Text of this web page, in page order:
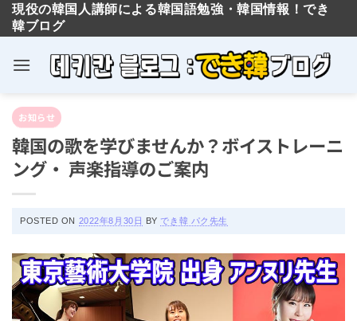
content
現役の韓国人講師による韓国語勉強・韓国情報！でき
韓ブログ
お知らせ
韓国の歌を学びませんか？ボイストレー
ニング・ 声楽指導のご案内
POSTED ON 2022年8月30日 BY でき韓 パク先生